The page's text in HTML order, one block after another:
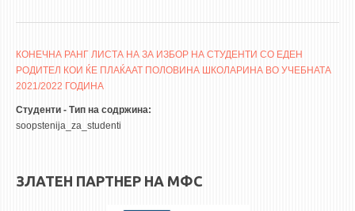
3DFindIT
WATERBRIDGING
CIRASIM
ENERGET
КОНЕЧНА РАНГ ЛИСТА НА ЗА ИЗБОР НА СТУДЕНТИ СО ЕДЕН
РОДИТЕЛ КОИ ЌЕ ПЛАЌААТ ПОЛОВИНА ШКОЛАРИНА ВО УЧЕБНАТА
2021/2022 ГОДИНА
Студенти - Тип на содржина:
soopstenija_za_studenti
ЗЛАТЕН ПАРТНЕР НА МФС